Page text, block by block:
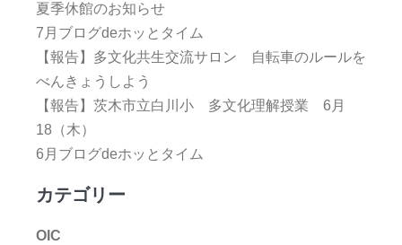
夏季休館のお知らせ
7月ブログdeホッとタイム
【報告】多文化共生交流サロン 自転車のルールを
べんきょうしよう
【報告】茨木市立白川小 多文化理解授業 6月
18（木）
6月ブログdeホッとタイム
カテゴリー
OIC